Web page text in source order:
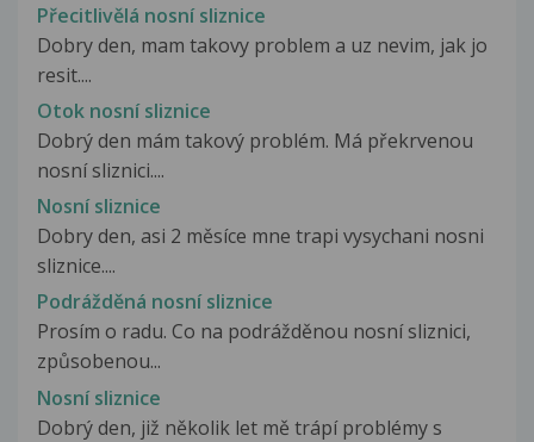
Přecitlivělá nosní sliznice
Dobry den, mam takovy problem a uz nevim, jak jo
resit....
Otok nosní sliznice
Dobrý den mám takový problém. Má překrvenou
nosní sliznici....
Nosní sliznice
Dobry den, asi 2 měsíce mne trapi vysychani nosni
sliznice....
Podrážděná nosní sliznice
Prosím o radu. Co na podrážděnou nosní sliznici,
způsobenou...
Nosní sliznice
Dobrý den, již několik let mě trápí problémy s